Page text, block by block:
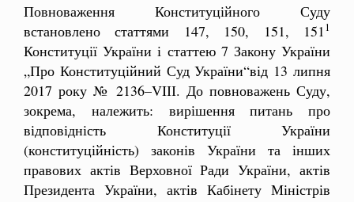
Повноваження Конституційного Суду
встановлено статтями 147, 150, 151, 151 1
Конституції України і статтею 7 Закону України
„Про Конституційний Суд України“від 13 липня
2017 року № 2136–VIІІ. До повноважень Суду,
зокрема, належить: вирішення питань про
відповідність Конституції України
(конституційність) законів України та інших
правових актів Верховної Ради України, актів
Президента України, актів Кабінету Міністрів